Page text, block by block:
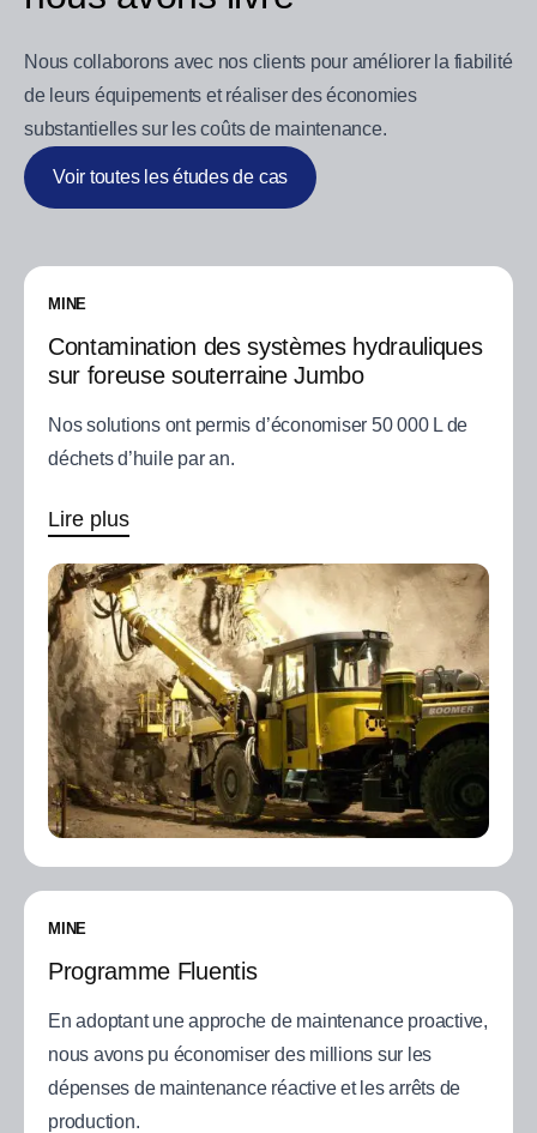
Nous collaborons avec nos clients pour améliorer la fiabilité
de leurs équipements et réaliser des économies
substantielles sur les coûts de maintenance.
Voir toutes les études de cas
MINE
Contamination des systèmes hydrauliques
sur foreuse souterraine Jumbo
Nos solutions ont permis d’économiser 50 000 L de
déchets d’huile par an.
Lire plus
MINE
Programme Fluentis
En adoptant une approche de maintenance proactive,
nous avons pu économiser des millions sur les
dépenses de maintenance réactive et les arrêts de
production.